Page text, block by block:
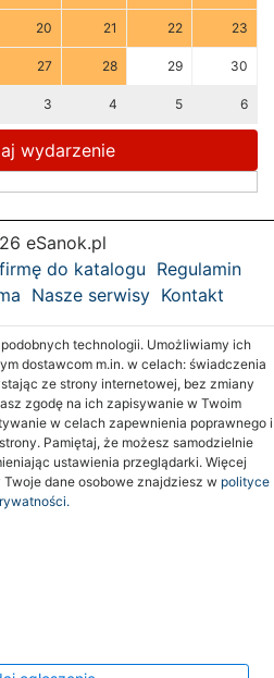
20 21 22 23
27 28 29 30
3 4 5 6
wydarzenie
eSanok.pl
do katalogu Regulamin
Nasze serwisy Kontakt
technologii. Umożliwiamy ich
dostawcom m.in. w celach: świadczenia
ze strony internetowej, bez zmiany
zgodę na ich zapisywanie w Twoim
w celach zapewnienia poprawnego i
Pamiętaj, że możesz samodzielnie
ustawienia przeglądarki. Więcej
dane osobowe znajdziesz w polityce